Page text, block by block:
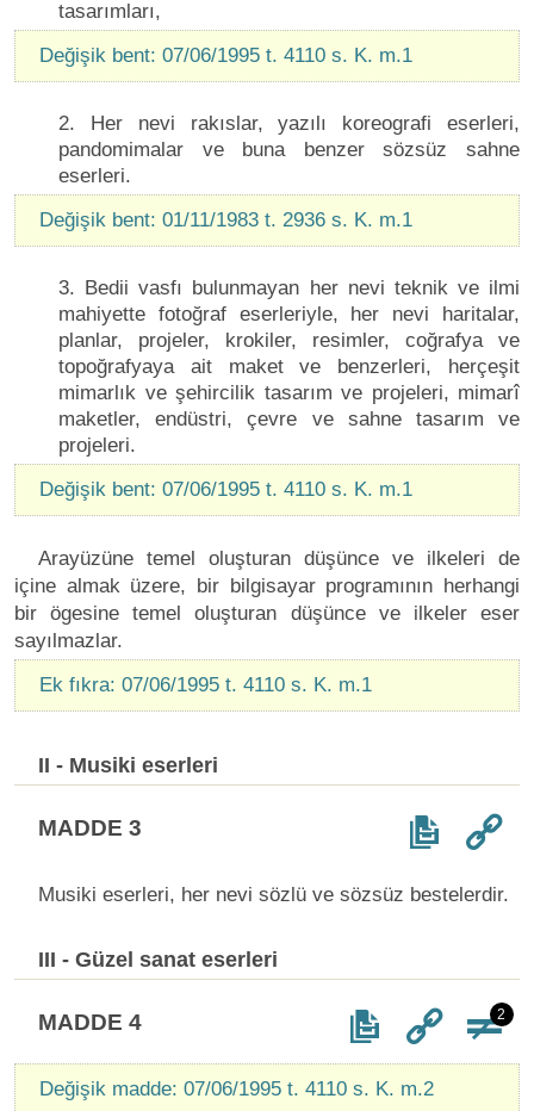
tasarımları,
Değişik bent: 07/06/1995 t. 4110 s. K. m.1
2. Her nevi rakıslar, yazılı koreografi eserleri,
pandomimalar ve buna benzer sözsüz sahne
eserleri.
Değişik bent: 01/11/1983 t. 2936 s. K. m.1
3. Bedii vasfı bulunmayan her nevi teknik ve ilmi
mahiyette fotoğraf eserleriyle, her nevi haritalar,
planlar, projeler, krokiler, resimler, coğrafya ve
topoğrafyaya ait maket ve benzerleri, herçeşit
mimarlık ve şehircilik tasarım ve projeleri, mimarî
maketler, endüstri, çevre ve sahne tasarım ve
projeleri.
Değişik bent: 07/06/1995 t. 4110 s. K. m.1
Arayüzüne temel oluşturan düşünce ve ilkeleri de
içine almak üzere, bir bilgisayar programının herhangi
bir ögesine temel oluşturan düşünce ve ilkeler eser
sayılmazlar.
Ek fıkra: 07/06/1995 t. 4110 s. K. m.1
II - Musiki eserleri
MADDE 3
Musiki eserleri, her nevi sözlü ve sözsüz bestelerdir.
III - Güzel sanat eserleri
MADDE 4 2
Değişik madde: 07/06/1995 t. 4110 s. K. m.2